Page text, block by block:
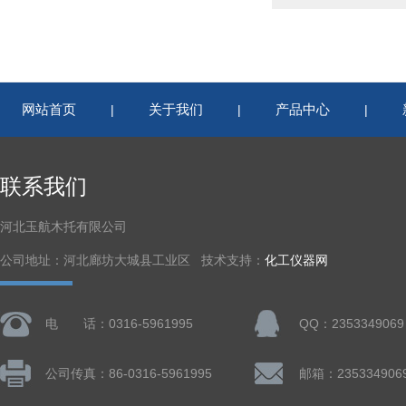
网站首页 | 关于我们 | 产品中心 |
联系我们
河北玉航木托有限公司
公司地址：河北廊坊大城县工业区 技术支持： 化工仪器网
电 话：0316-5961995 QQ：2353349069
公司传真：86-0316-5961995 邮箱：